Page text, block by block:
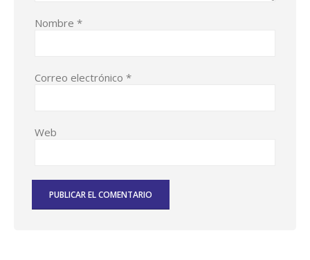
Nombre *
Correo electrónico *
Web